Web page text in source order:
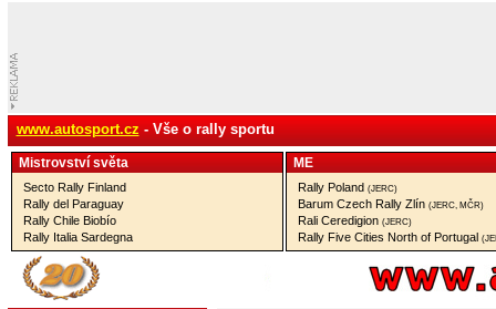
www.autosport.cz - Vše o rally sportu
Mistrovství­ světa
Secto Rally Finland
Rally del Paraguay
Rally Chile Biobío
Rally Italia Sardegna
ME
Rally Poland (JERC)
Barum Czech Rally Zlín (JERC, MČR)
Rali Ceredigion (JERC)
Rally Five Cities North of Portugal